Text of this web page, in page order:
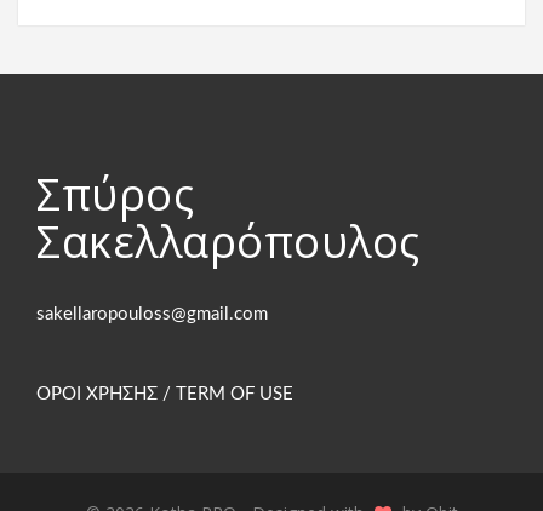
Σπύρος
Σακελλαρόπουλος
ΟΡΟΙ ΧΡΗΣΗΣ / TERM OF USE